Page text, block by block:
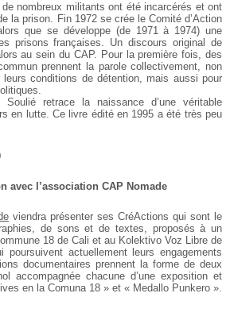
nombreux militants ont été incarcérés et ont
la prison. Fin 1972 se crée le Comitéd’Action
que se développe (de 1971 à 1974) une
prisons françaises. Un discours original de
au sein du CAP. Pour la première fois, des
prennent la parole collectivement, non
leurs conditions de détention, mais aussi pour
Soulié retrace la naissance d’une véritable
en lutte. Ce livre édité en 1995 a été très peu
avec l’association CAP Nomade
viendra présenter ses CréActions qui sont le
de sons et de textes, proposés à un
18 de Cali et au Kolektivo Voz Libre de
poursuivent actuellement leurs engagements
documentaires prennent la forme de deux
accompagnée chacune d’une exposition et
en la Comuna 18 » et « Medallo Punkero ».